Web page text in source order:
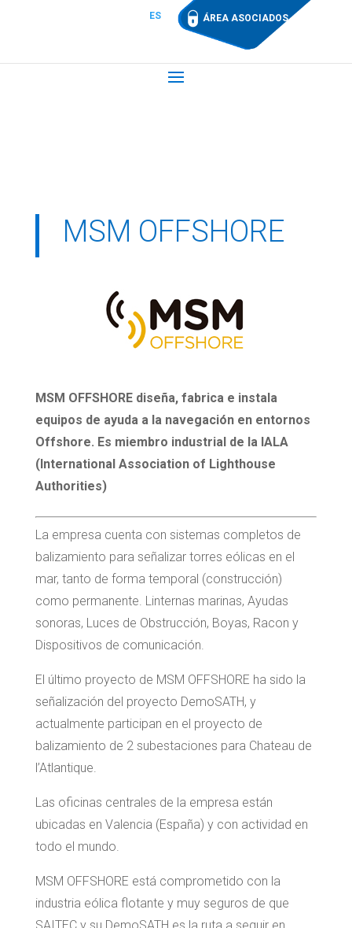
ES ÁREA ASOCIADOS
MSM OFFSHORE
MSM OFFSHORE diseña, fabrica e instala
equipos de ayuda a la navegación en entornos
Offshore. Es miembro industrial de la IALA
(International Association of Lighthouse
Authorities)
La empresa cuenta con sistemas completos de
balizamiento para señalizar torres eólicas en el
mar, tanto de forma temporal (construcción)
como permanente. Linternas marinas, Ayudas
sonoras, Luces de Obstrucción, Boyas, Racon y
Dispositivos de comunicación.
El último proyecto de MSM OFFSHORE ha sido la
señalización del proyecto DemoSATH, y
actualmente participan en el proyecto de
balizamiento de 2 subestaciones para Chateau de
l’Atlantique.
Las oficinas centrales de la empresa están
ubicadas en Valencia (España) y con actividad en
todo el mundo.
MSM OFFSHORE está comprometido con la
industria eólica flotante y muy seguros de que